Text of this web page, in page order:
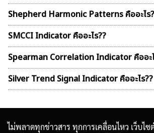
Shepherd Harmonic Patterns คืออะไร
SMCCI Indicator คืออะไร??
Spearman Correlation Indicator คืออะ
Silver Trend Signal Indicator คืออะไร??
ไม่พลาดทุกข่าวสาร ทุกการเคลื่อนไหว เว็บไ